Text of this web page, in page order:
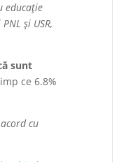
educație
și USR,
sunt
ce 6.8%
cu